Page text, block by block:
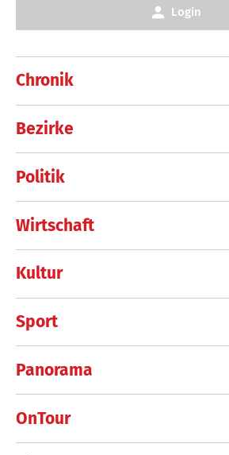
Chronik
Bezirke
Politik
Wirtschaft
Kultur
Sport
Panorama
OnTour
Login